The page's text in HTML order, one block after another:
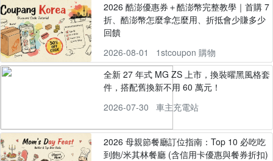
2026 酷澎優惠券＋酷澎幣完整教學｜首購 7
折、酷澎幣怎麼拿怎麼用、折抵會少賺多少
回饋
2026-08-01
1stcoupon 購物
全新 27 年式 MG ZS 上市，換裝曜黑風格套
件，搭配舊換新不用 60 萬元！
2026-07-30
車主充電站
2026 母親節餐廳訂位指南：Top 10 必吃吃
到飽/米其林餐廳 (含信用卡優惠與餐券折扣)